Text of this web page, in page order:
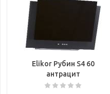
Elikor Рубин S4 60
антрацит